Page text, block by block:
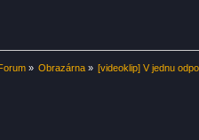
» Obrazárna» [videoklip] V jednu